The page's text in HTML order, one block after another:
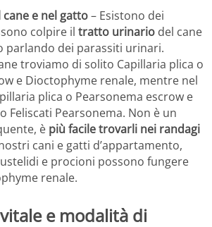
e nel gatto– Esistono dei
colpire il tratto urinario del cane
parlando dei parassiti urinari.
troviamo di solito Capillaria plica o
e Dioctophyme renale, mentre nel
plica o Pearsonema escrow e
Feliscati Pearsonema. Non è un
è più facile trovarli nei randagi
cani e gatti d’appartamento,
e procioni possono fungere
renale.
e modalità di